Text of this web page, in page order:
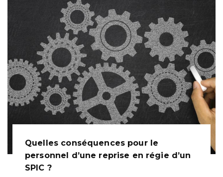
Quelles conséquences pour le
personnel d’une reprise en régie d’un
SPIC ?